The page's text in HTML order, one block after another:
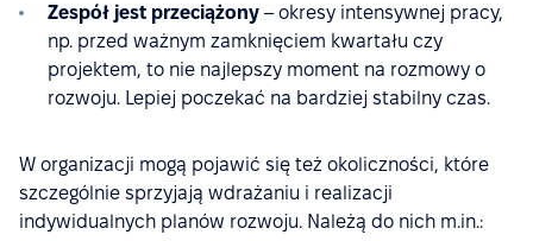
Zespół jest przeciążony – okresy intensywnej pracy,
np. przed ważnym zamknięciem kwartału czy
projektem, to nie najlepszy moment na rozmowy o
rozwoju. Lepiej poczekać na bardziej stabilny czas.
W organizacji mogą pojawić się też okoliczności, które
szczególnie sprzyjają wdrażaniu i realizacji
indywidualnych planów rozwoju. Należą do nich m.in.: